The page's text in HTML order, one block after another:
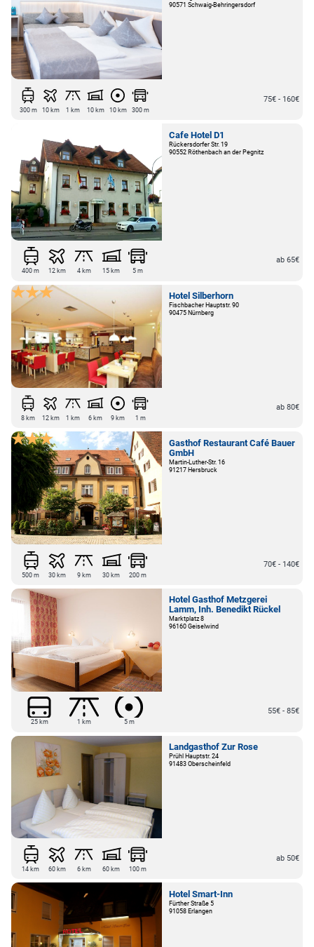
90571 Schwaig-Behringersdorf
300 m 10 km 1 km 10 km 10 km 300 m
75€ - 160€
Cafe Hotel D1
Rückersdorfer Str. 19
90552 Röthenbach an der Pegnitz
400 m 12 km 4 km 15 km 5 m
ab 65€
Hotel Silberhorn
Fischbacher Hauptstr. 90
90475 Nürnberg
8 km 12 km 1 km 6 km 9 km 1 m
ab 80€
Gasthof Restaurant Café Bauer
GmbH
Martin-Luther-Str. 16
91217 Hersbruck
500 m 30 km 9 km 30 km 200 m
70€ - 140€
Hotel Gasthof Metzgerei
Lamm, Inh. Benedikt Rückel
Marktplatz 8
96160 Geiselwind
25 km 1 km 5 m
55€ - 85€
Landgasthof Zur Rose
Prühl Hauptstr. 24
91483 Oberscheinfeld
14 km 60 km 6 km 60 km 100 m
ab 50€
Hotel Smart-Inn
Fürther Straße 5
91058 Erlangen